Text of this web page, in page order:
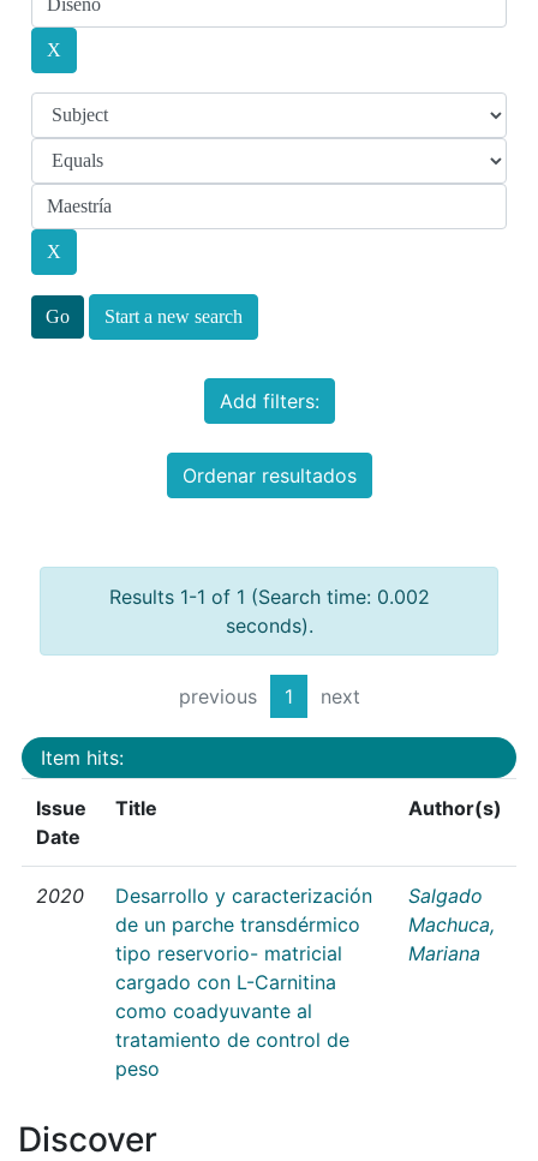
Start a new search
Add filters:
Ordenar resultados
Results 1-1 of 1 (Search time: 0.002
seconds).
previous 1 next
Item hits:
Issue
Date
Title Author(s)
2020
Desarrollo y caracterización
de un parche transdérmico
tipo reservorio- matricial
cargado con L-Carnitina
como coadyuvante al
tratamiento de control de
peso
Salgado
Machuca,
Mariana
Discover